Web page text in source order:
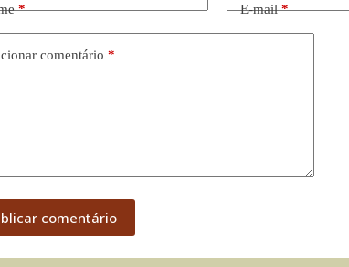
* E-mail*
comentário *
comentário